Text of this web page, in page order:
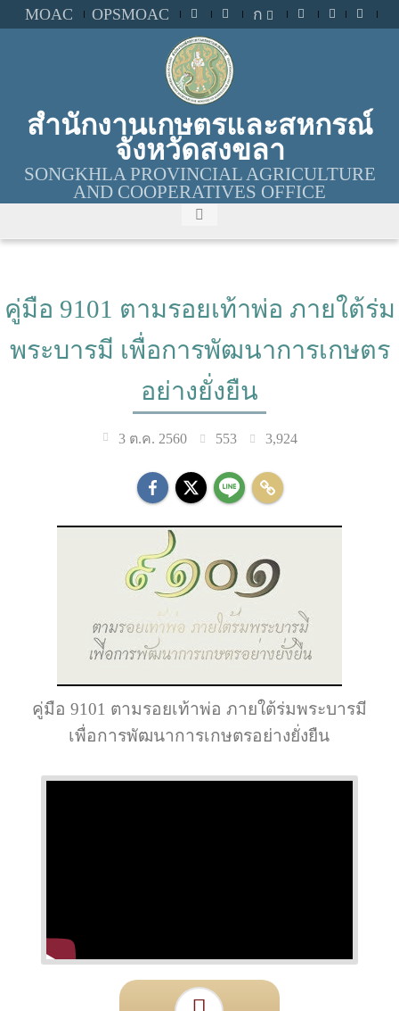
MOAC OPSMOAC ก
สำนักงานเกษตรและสหกรณ์
จังหวัดสงขลา
SONGKHLA PROVINCIAL AGRICULTURE
AND COOPERATIVES OFFICE
คู่มือ 9101 ตามรอยเท้าพ่อ ภายใต้ร่ม
พระบารมี เพื่อการพัฒนาการเกษตร
อย่างยั่งยืน
3 ต.ค. 2560 553 3,924
คู่มือ 9101 ตามรอยเท้าพ่อ ภายใต้ร่มพระบารมี
เพื่อการพัฒนาการเกษตรอย่างยั่งยืน